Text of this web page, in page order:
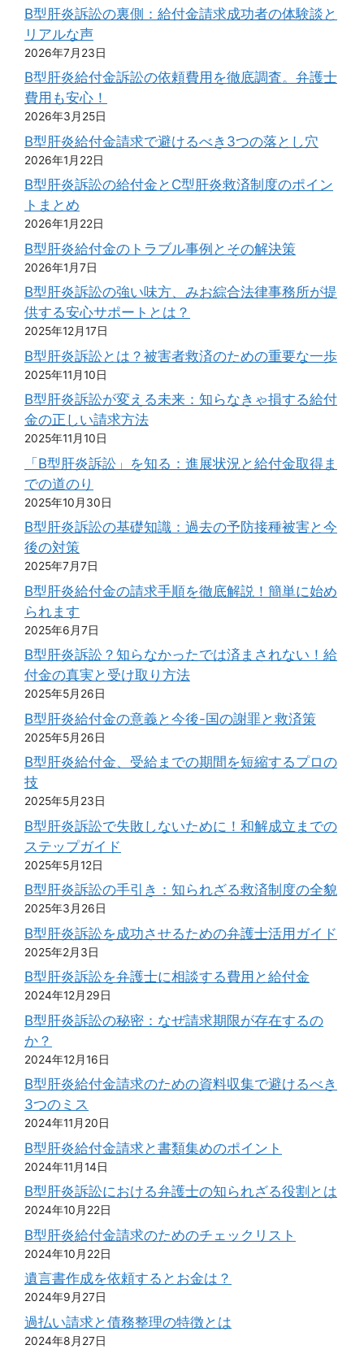
B型肝炎訴訟の裏側：給付金請求成功者の体験談と
リアルな声
2026年7月23日
B型肝炎給付金訴訟の依頼費用を徹底調査。弁護士
費用も安心！
2026年3月25日
B型肝炎給付金請求で避けるべき3つの落とし穴
2026年1月22日
B型肝炎訴訟の給付金とC型肝炎救済制度のポイン
トまとめ
2026年1月22日
B型肝炎給付金のトラブル事例とその解決策
2026年1月7日
B型肝炎訴訟の強い味方、みお綜合法律事務所が提
供する安心サポートとは？
2025年12月17日
B型肝炎訴訟とは？被害者救済のための重要な一歩
2025年11月10日
B型肝炎訴訟が変える未来：知らなきゃ損する給付
金の正しい請求方法
2025年11月10日
「B型肝炎訴訟」を知る：進展状況と給付金取得ま
での道のり
2025年10月30日
B型肝炎訴訟の基礎知識：過去の予防接種被害と今
後の対策
2025年7月7日
B型肝炎給付金の請求手順を徹底解説！簡単に始め
られます
2025年6月7日
B型肝炎訴訟？知らなかったでは済まされない！給
付金の真実と受け取り方法
2025年5月26日
B型肝炎給付金の意義と今後-国の謝罪と救済策
2025年5月26日
B型肝炎給付金、受給までの期間を短縮するプロの
技
2025年5月23日
B型肝炎訴訟で失敗しないために！和解成立までの
ステップガイド
2025年5月12日
B型肝炎訴訟の手引き：知られざる救済制度の全貌
2025年3月26日
B型肝炎訴訟を成功させるための弁護士活用ガイド
2025年2月3日
B型肝炎訴訟を弁護士に相談する費用と給付金
2024年12月29日
B型肝炎訴訟の秘密：なぜ請求期限が存在するの
か？
2024年12月16日
B型肝炎給付金請求のための資料収集で避けるべき
3つのミス
2024年11月20日
B型肝炎給付金請求と書類集めのポイント
2024年11月14日
B型肝炎訴訟における弁護士の知られざる役割とは
2024年10月22日
B型肝炎給付金請求のためのチェックリスト
2024年10月22日
遺言書作成を依頼するとお金は？
2024年9月27日
過払い請求と債務整理の特徴とは
2024年8月27日